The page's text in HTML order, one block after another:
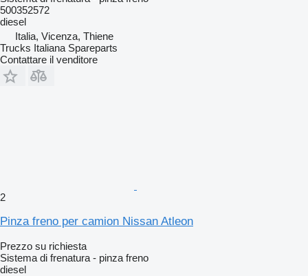
500352572
diesel
Italia, Vicenza, Thiene
Trucks Italiana Spareparts
Contattare il venditore
2
Pinza freno per camion Nissan Atleon
Prezzo su richiesta
Sistema di frenatura - pinza freno
diesel